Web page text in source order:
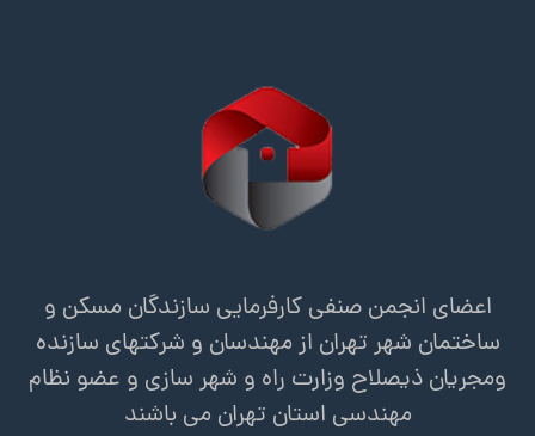
اعضای انجمن صنفی کارفرمایی سازندگان مسکن و
ساختمان شهر تهران از مهندسان و شرکتهای سازنده
ومجریان ذیصلاح وزارت راه و شهر سازی و عضو نظام
مهندسی استان تهران می باشند